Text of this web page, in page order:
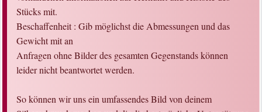
Stücks mit.
Beschaffenheit : Gib möglichst die Abmessungen und das
Gewicht mit an
Anfragen ohne Bilder des gesamten Gegenstands können
leider nicht beantwortet werden.
So können wir uns ein umfassendes Bild von deinem